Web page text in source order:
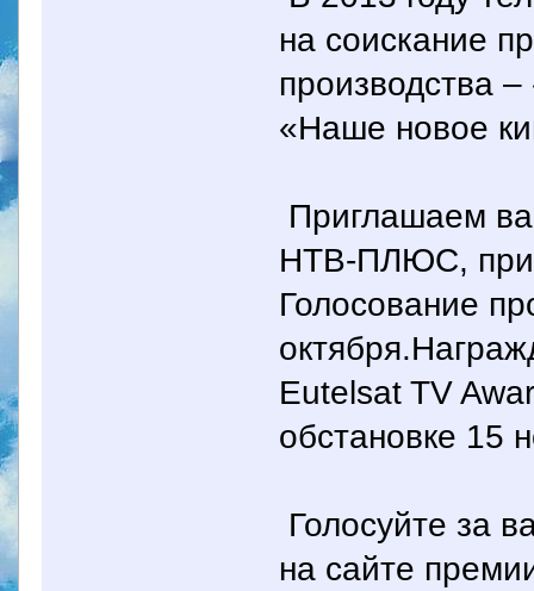
на соискание
«Наше новое
Приглашаем
НТВ-ПЛЮС,
Голосование
Eutelsat TV
обстановке 15
Голосуйте за
на сайте